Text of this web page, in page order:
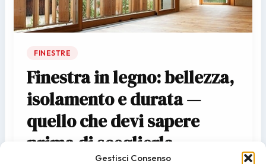
Gestisci Consenso
FINESTRE
Finestra in legno: bellezza,
isolamento e durata —
quello che devi sapere
prima di sceglierla